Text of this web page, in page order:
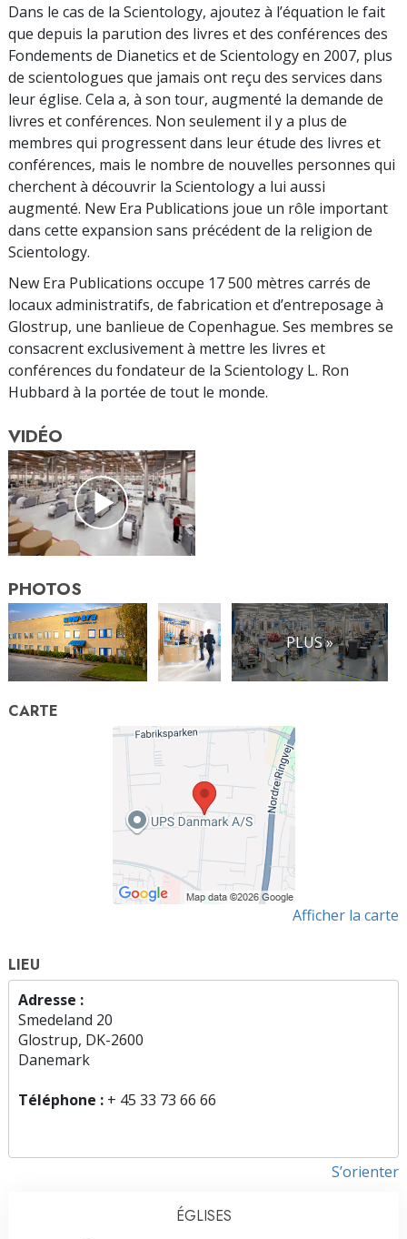
Dans le cas de la Scientology, ajoutez à l’équation le fait
que depuis la parution des livres et des conférences des
Fondements de Dianetics et de Scientology en 2007, plus
de scientologues que jamais ont reçu des services dans
leur église. Cela a, à son tour, augmenté la demande de
livres et conférences. Non seulement il y a plus de
membres qui progressent dans leur étude des livres et
conférences, mais le nombre de nouvelles personnes qui
cherchent à découvrir la Scientology a lui aussi
augmenté. New Era Publications joue un rôle important
dans cette expansion sans précédent de la religion de
Scientology.
New Era Publications occupe 17 500 mètres carrés de
locaux administratifs, de fabrication et d’entreposage à
Glostrup, une banlieue de Copenhague. Ses membres se
consacrent exclusivement à mettre les livres et
conférences du fondateur de la Scientology L. Ron
Hubbard à la portée de tout le monde.
VIDÉO
PHOTOS
PLUS »
CARTE
Afficher la carte
LIEU
Adresse :
Smedeland 20
Glostrup, DK-2600
Danemark
Téléphone : + 45 33 73 66 66
S’orienter
ÉGLISES